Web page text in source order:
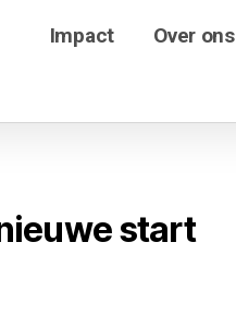
Impact
Over ons
start